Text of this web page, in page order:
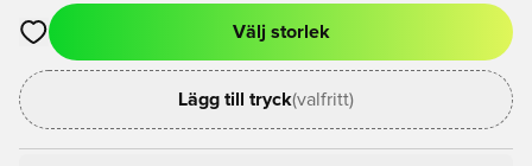
Öppnar en Modal för att logga in eller registrera dig som
Välj storlek
Lägg till tryck(valfritt)